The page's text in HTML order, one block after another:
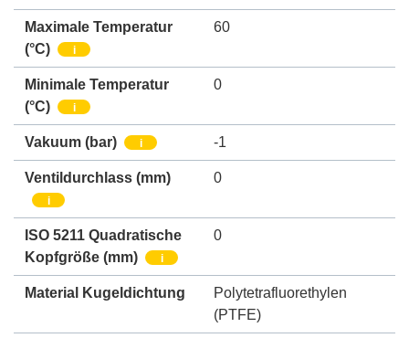
Maximale Temperatur
(°C)
i
60
Minimale Temperatur
(°C)
i
0
Vakuum (bar) i -1
Ventildurchlass (mm)
i
0
ISO 5211 Quadratische
Kopfgröße (mm) i
0
Material Kugeldichtung
Polytetrafluorethylen
(PTFE)